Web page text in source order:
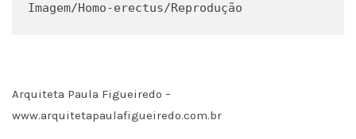
Imagem/Homo-erectus/Reprodução
Arquiteta Paula Figueiredo –
www.arquitetapaulafigueiredo.com.br